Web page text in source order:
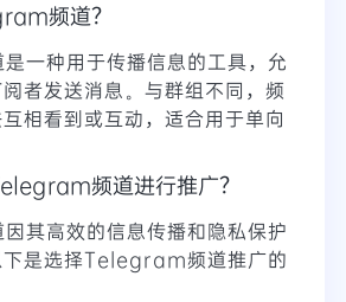
频道？
一种用于传播信息的工具，允
者发送消息。与群组不同，频
相看到或互动，适合用于单向
频道进行推广？
其高效的信息传播和隐私保护
下是选择Telegram频道推广的